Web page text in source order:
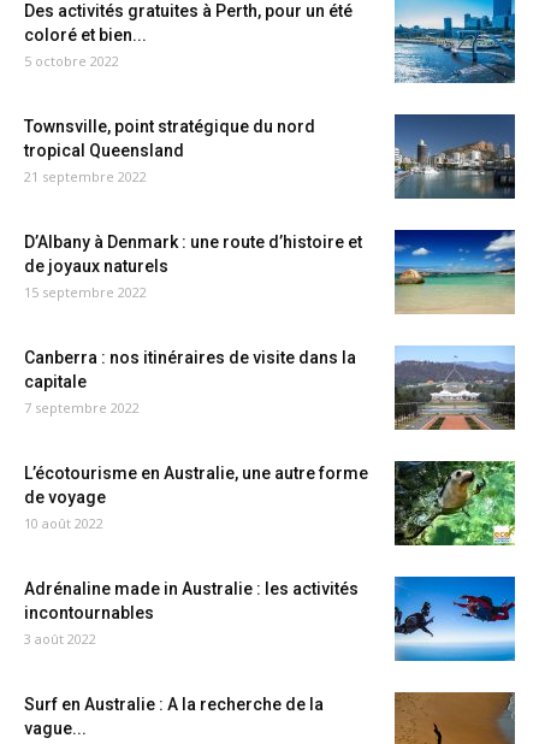
Des activités gratuites à Perth, pour un été
coloré et bien...
5 octobre 2022
Townsville, point stratégique du nord
tropical Queensland
21 septembre 2022
D’Albany à Denmark : une route d’histoire et
de joyaux naturels
15 septembre 2022
Canberra : nos itinéraires de visite dans la
capitale
7 septembre 2022
L’écotourisme en Australie, une autre forme
de voyage
10 août 2022
Adrénaline made in Australie : les activités
incontournables
3 août 2022
Surf en Australie : A la recherche de la
vague...